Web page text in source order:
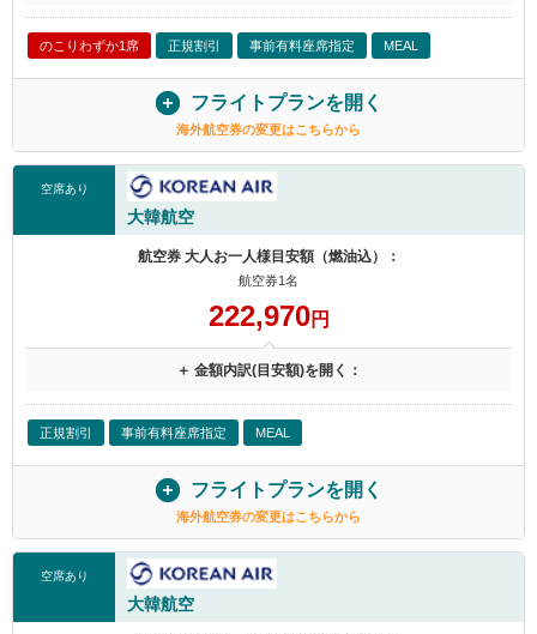
のこりわずか1席 正規割引 事前有料座席指定 MEAL
フライトプランを開く
海外航空券の変更はこちらから
空席あり
大韓航空
航空券 大人お一人様目安額（燃油込）：
航空券1名
222,970円
＋ 金額内訳(目安額)を開く：
正規割引 事前有料座席指定 MEAL
フライトプランを開く
海外航空券の変更はこちらから
空席あり
大韓航空